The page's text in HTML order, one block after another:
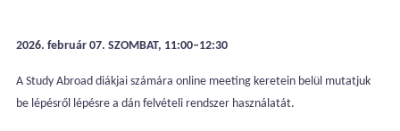
2026. február 07. SZOMBAT, 11:00–12:30
A Study Abroad diákjai számára online meeting keretein belül mutatjuk
be lépésről lépésre a dán felvételi rendszer használatát.